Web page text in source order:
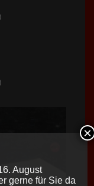
)
)
August
gerne für Sie da
×